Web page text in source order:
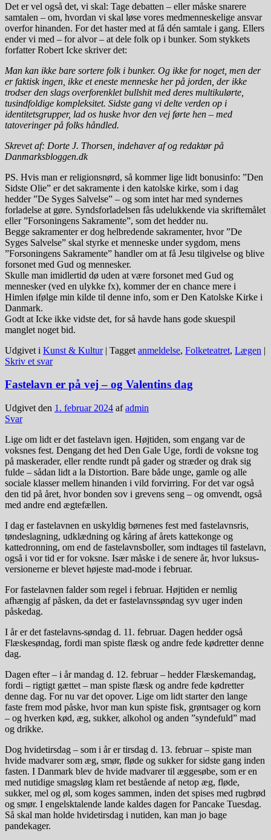
Det er vel også det, vi skal: Tage debatten – eller måske snarere
samtalen – om, hvordan vi skal løse vores medmenneskelige ansvar
overfor hinanden. For det haster med at få dén samtale i gang. Ellers
ender vi med – for alvor – at dele folk op i bunker. Som stykkets
forfatter Robert Icke skriver det:
Man kan ikke bare sortere folk i bunker. Og ikke for noget, men der
er faktisk ingen, ikke et eneste menneske her på jorden, der ikke
trodser den slags overforenklet bullshit med deres multikulørte,
tusindfoldige kompleksitet. Sidste gang vi delte verden op i
identitetsgrupper, lad os huske hvor den vej førte hen – med
tatoveringer på folks håndled.
Skrevet af: Dorte J. Thorsen, indehaver af og redaktør på
Danmarksbloggen.dk
PS. Hvis man er religionsnørd, så kommer lige lidt bonusinfo: ”Den
Sidste Olie” er det sakramente i den katolske kirke, som i dag
hedder ”De Syges Salvelse” – og som intet har med syndernes
forladelse at gøre. Syndsforladelsen fås udelukkende via skriftemålet
eller ”Forsoningens Sakramente”, som det hedder nu.
Begge sakramenter er dog helbredende sakramenter, hvor ”De
Syges Salvelse” skal styrke et menneske under sygdom, mens
”Forsoningens Sakramente” handler om at få Jesu tilgivelse og blive
forsonet med Gud og mennesker.
Skulle man imidlertid dø uden at være forsonet med Gud og
mennesker (ved en ulykke fx), kommer der en chance mere i
Himlen ifølge min kilde til denne info, som er Den Katolske Kirke i
Danmark.
Godt at Icke ikke vidste det, for så havde hans gode skuespil
manglet noget bid.
Udgivet i Kunst & Kultur | Tagget anmeldelse, Folketeatret, Lægen |
Skriv et svar
Fastelavn er på vej – og Valentins dag
Udgivet den 1. februar 2024 afadmin
Svar
Lige om lidt er det fastelavn igen. Højtiden, som engang var de
voksnes fest. Dengang det hed Den Gale Uge, fordi de voksne tog
på maskerader, eller rendte rundt på gader og stræder og drak sig
fulde – sådan lidt a la Distortion. Bare både unge, gamle og alle
sociale klasser mellem hinanden i vild forvirring. For det var også
den tid på året, hvor bonden sov i grevens seng – og omvendt, også
med andre end ægtefællen.
I dag er fastelavnen en uskyldig børnenes fest med fastelavnsris,
tøndeslagning, udklædning og kåring af årets kattekonge og
kattedronning, om end de fastelavnsboller, som indtages til fastelavn,
også i vor tid er for voksne. Især måske i de senere år, hvor luksus-
versionerne er blevet højeste mad-mode i februar.
For fastelavnen falder som regel i februar. Højtiden er nemlig
afhængig af påsken, da det er fastelavnssøndag syv uger inden
påskedag.
I år er det fastelavns-søndag d. 11. februar. Dagen hedder også
Flæskesøndag, fordi man spiste flæsk og andre fede kødretter denne
dag.
Dagen efter – i år mandag d. 12. februar – hedder Flæskemandag,
fordi – rigtigt gættet – man spiste flæsk og andre fede kødretter
denne dag. For nu var det opover. Lige om lidt starter den lange
faste frem mod påske, hvor man kun spiste fisk, grøntsager og korn
– og hverken kød, æg, sukker, alkohol og anden ”syndefuld” mad
og drikke.
Dog hvidetirsdag – som i år er tirsdag d. 13. februar – spiste man
hvide madvarer som æg, smør, fløde og sukker for sidste gang inden
fasten. I Danmark blev de hvide madvarer til æggesøbe, som er en
med nutidige smagsløg klam ret bestående af netop æg, fløde,
sukker, mel og øl, som koges sammen, inden det spises med rugbrød
og smør. I engelsktalende lande kaldes dagen for Pancake Tuesdag.
Så skal man holde hvidetirsdag i nutiden, kan man jo bage
pandekager.